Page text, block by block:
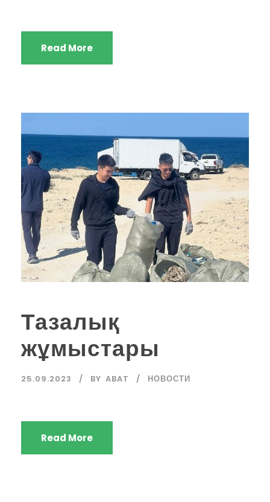
Read More
Тазалық
жұмыстары
25.09.2023 BY ABAT НОВОСТИ
Read More